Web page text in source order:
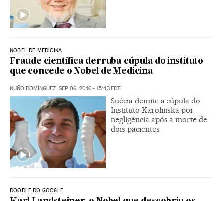
NOBEL DE MEDICINA
Fraude científica derruba cúpula do instituto
que concede o Nobel de Medicina
NUÑO DOMÍNGUEZ | SEP 06, 2016 - 15:43 EDT
Suécia demite a cúpula do
Instituto Karolinska por
negligência após a morte de
dois pacientes
DOODLE DO GOOGLE